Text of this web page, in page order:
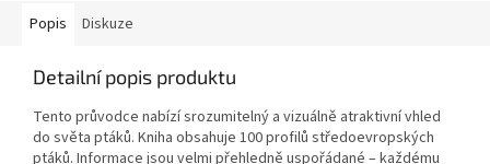
Popis Diskuze
Detailní popis produktu
Tento průvodce nabízí srozumitelný a vizuálně atraktivní vhled
do světa ptáků. Kniha obsahuje 100 profilů středoevropských
ptáků. Informace jsou velmi přehledně uspořádané – každému